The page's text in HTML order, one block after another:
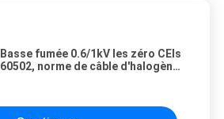
Basse fumée 0.6/1kV les zéro CEIs
60502, norme de câble d'halogène